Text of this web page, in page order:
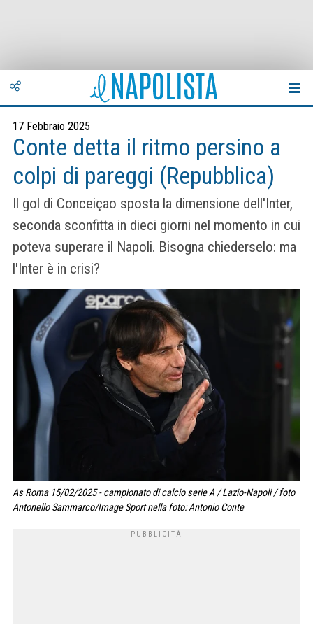
17 Febbraio 2025
Conte detta il ritmo persino a
colpi di pareggi (Repubblica)
Il gol di Conceiçao sposta la dimensione dell'Inter,
seconda sconfitta in dieci giorni nel momento in cui
poteva superare il Napoli. Bisogna chiederselo: ma
l'Inter è in crisi?
As Roma 15/02/2025 - campionato di calcio serie A / Lazio-Napoli / foto
Antonello Sammarco/Image Sport nella foto: Antonio Conte